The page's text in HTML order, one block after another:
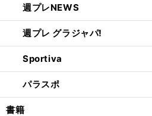
週プレNEWS
週プレ グラジャパ!
Sportiva
パラスポ
書籍